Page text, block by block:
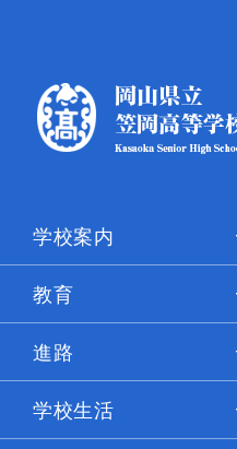
学校案内
教育
進路
学校生活